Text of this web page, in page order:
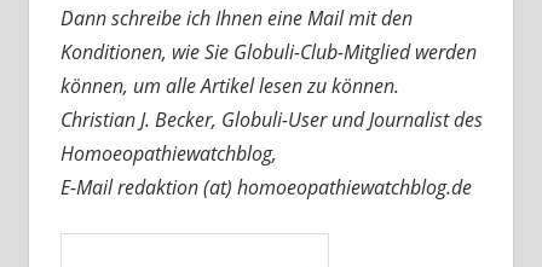
Dann schreibe ich Ihnen eine Mail mit den
Konditionen, wie Sie Globuli-Club-Mitglied werden
können, um alle Artikel lesen zu können.
Christian J. Becker, Globuli-User und Journalist des
Homoeopathiewatchblog,
E-Mail redaktion (at) homoeopathiewatchblog.de